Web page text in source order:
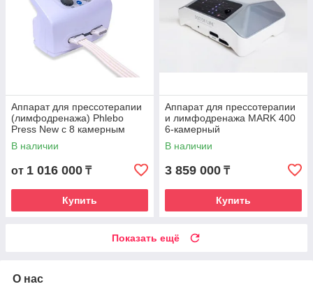
Аппарат для прессотерапии
(лимфодренажа) Phlebo
Press New с 8 камерным
комбинезоном
В наличии
от 1 016 000 ₸
Купить
Аппарат для прессотерапии
и лимфодренажа MARK 400
6-камерный
В наличии
3 859 000 ₸
Купить
Показать ещё
О нас